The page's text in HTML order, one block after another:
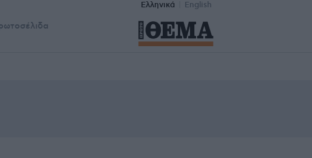
Ελληνικά English